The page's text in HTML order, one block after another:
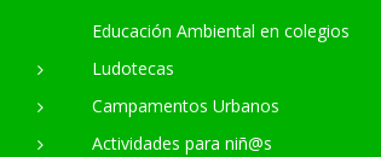
Educación Ambiental en colegios
Ludotecas
Campamentos Urbanos
Actividades para niñ@s